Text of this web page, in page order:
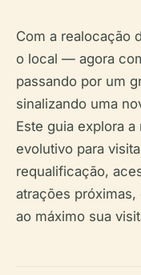
Com a realocação
o local — agora
passando por um
sinalizando uma
Este guia explora
evolutivo para
requalificação,
atrações
ao máximo sua